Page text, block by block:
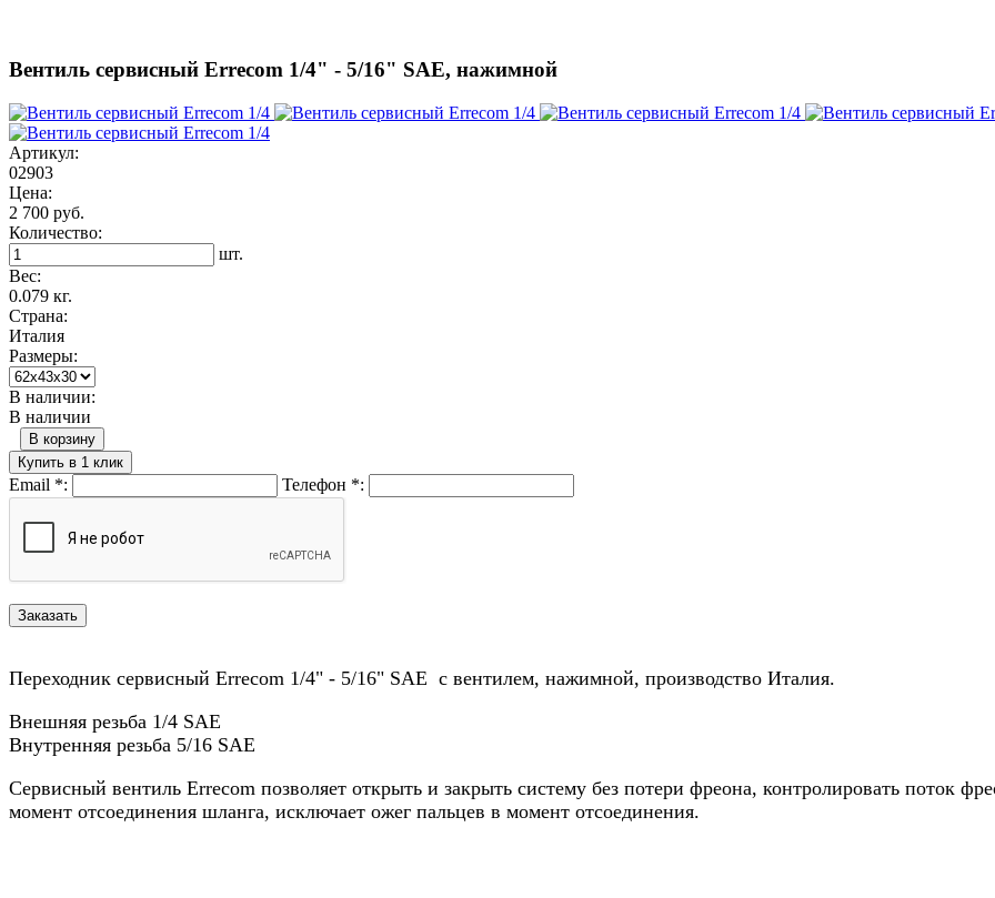
Вентиль сервисный Errecom 1/4" - 5/16" SAE, нажимной
Артикул:
02903
Цена:
2 700 руб.
Количество:
шт.
Вес:
0.079 кг.
Страна:
Италия
Размеры:
В наличии:
В наличии
В корзину
Купить в 1 клик
Email *: Телефон *:
Переходник сервисный Errecom 1/4" - 5/16" SAE с вентилем, нажимной, производство Италия.
Внешняя резьба 1/4 SAE
Внутренняя резьба 5/16 SAE
Сервисный вентиль Errecom позволяет открыть и закрыть систему без потери фреона, контролировать поток
момент отсоединения шланга, исключает ожег пальцев в момент отсоединения.